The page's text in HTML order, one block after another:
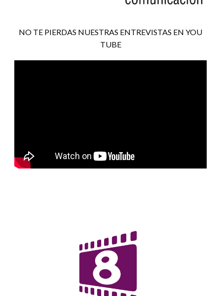
NO TE PIERDAS NUESTRAS ENTREVISTAS EN YOU
TUBE